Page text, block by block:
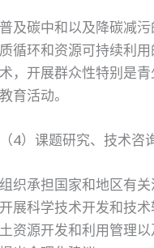
普及碳中和以及降碳减
质循环和资源可持续利
术，开展群众性特别是
教育活动。
（4）课题研究、技术咨
组织承担国家和地区有关
开展科学技术开发和技
土资源开发和利用管理